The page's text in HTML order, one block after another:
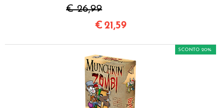
€ 26,99
€ 21,59
SCONTO 20%